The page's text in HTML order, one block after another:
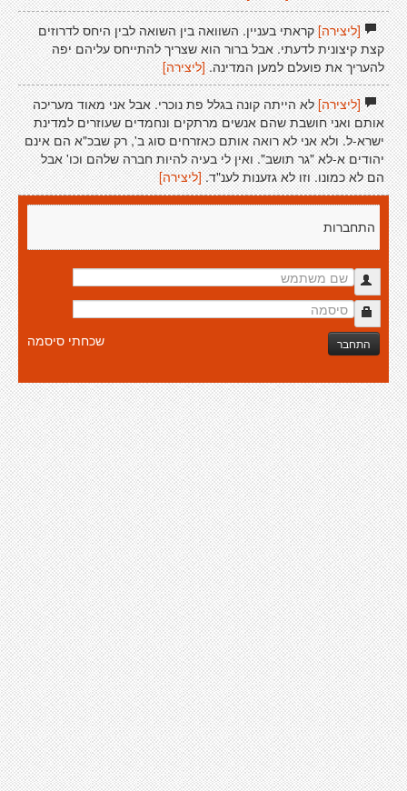
[ליצירה]קראתי בעניין. השוואה בין השואה לבין היחס לדרוזים
קצת קיצונית לדעתי. אבל ברור הוא שצריך להתייחס עליהם יפה
להעריך את פועלם למען המדינה. [ליצירה]
[ליצירה]לא הייתה קונה בגלל פת נוכרי. אבל אני מאוד מעריכה
אותם ואני חושבת שהם אנשים מרתקים ונחמדים שעוזרים למדינת
ישרא-ל. ולא אני לא רואה אותם כאזרחים סוג ב', רק שבכ"א הם אינם
יהודים א-לא "גר תושב". ואין לי בעיה להיות חברה שלהם וכו' אבל
הם לא כמונו. וזו לא גזענות לענ"ד.[ליצירה]
התחברות
התחבר שכחתי סיסמה